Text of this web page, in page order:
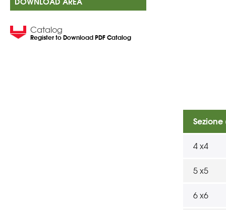
Catalog
Register to Download PDF Catalog
4 x4
5 x5
6 x6